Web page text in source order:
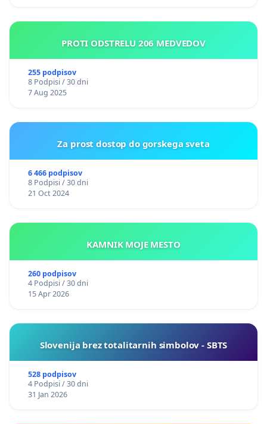
PROTI ODSTRELU 206 MEDVEDOV
255 podpisov
8 Podpisi / 30 dni
7 Aug 2025
Za prost dostop do gorskega sveta
6 466 podpisov
8 Podpisi / 30 dni
21 Oct 2024
KAMNIK MOJE MESTO
260 podpisov
4 Podpisi / 30 dni
15 Apr 2026
Slovenija brez totalitarnih simbolov - SBTS
528 podpisov
4 Podpisi / 30 dni
31 Jan 2026